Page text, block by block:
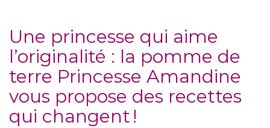
Une princesse qui aime
l’originalité : la pomme de
terre Princesse Amandine
vous propose des recettes
qui changent !